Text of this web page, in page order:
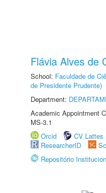
Flávia Alves de
School: Faculdade de
de Presidente Prudente)
Department:
Academic Appointment
MS-3.1
Orcid
CV Lattes
ResearcherID
Repositório